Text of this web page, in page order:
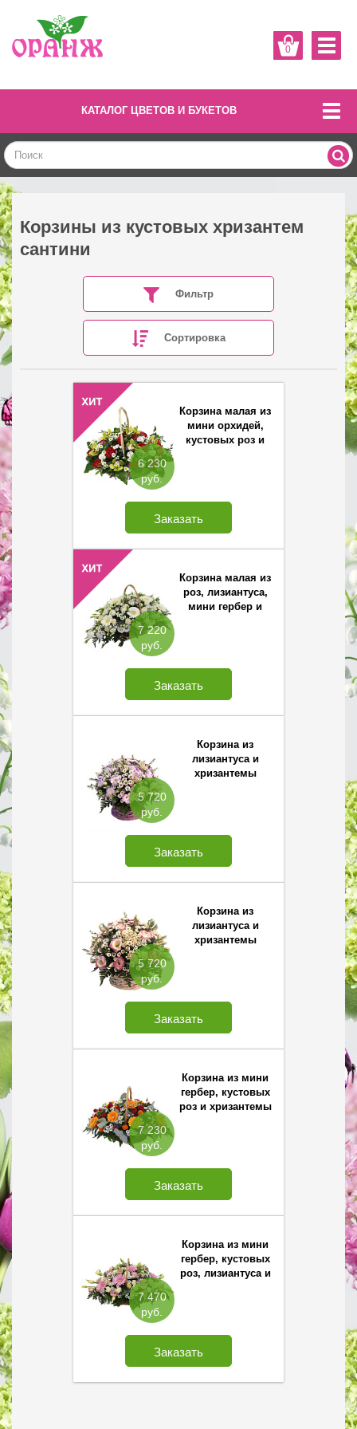
0
КАТАЛОГ ЦВЕТОВ И БУКЕТОВ
Корзины из кустовых хризантем
сантини
Фильтр
Сортировка
6 230
руб.
Корзина малая из
мини орхидей,
кустовых роз и
Заказать
7 220
руб.
Корзина малая из
роз, лизиантуса,
мини гербер и
Заказать
5 720
руб.
Корзина из
лизиантуса и
хризантемы
Заказать
5 720
руб.
Корзина из
лизиантуса и
хризантемы
Заказать
7 230
руб.
Корзина из мини
гербер, кустовых
роз и хризантемы
Заказать
7 470
руб.
Корзина из мини
гербер, кустовых
роз, лизиантуса и
Заказать